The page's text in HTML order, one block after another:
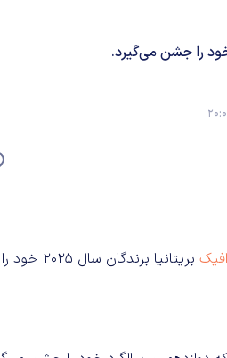
را جشن می‌گیرد.